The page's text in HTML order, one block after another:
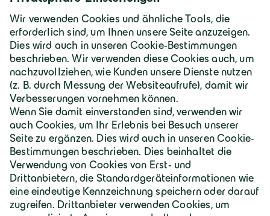
Download Foto
JPG
Deutschland | Deutsch
Geiger Gruppe